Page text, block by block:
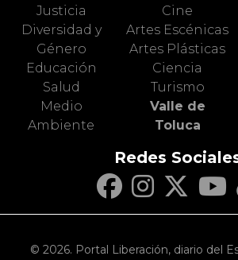
Justicia
Diversidad y
Género
Educación
Salud
Medio
Ambiente
Cine
Artes Escénicas
Artes Plásticas
Ciencia
Turismo
Valle de
Toluca
Redes
© 2026. Portal Liberación, diario del